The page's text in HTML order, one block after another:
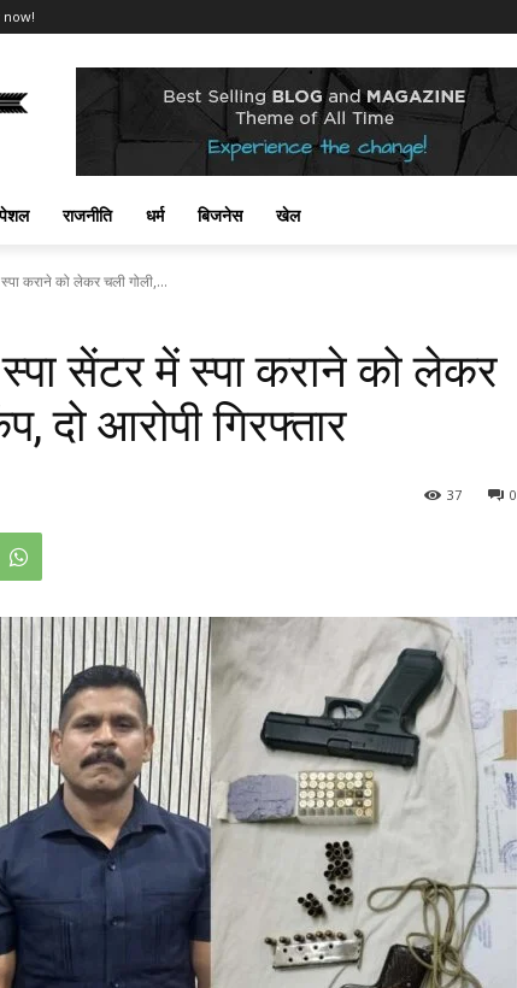
now!
राजनीति धर्म बिजनेस खेल
कराने को लेकर चली गोली,...
सेंटर में स्पा कराने को लेकर
दो आरोपी गिरफ्तार
0
37